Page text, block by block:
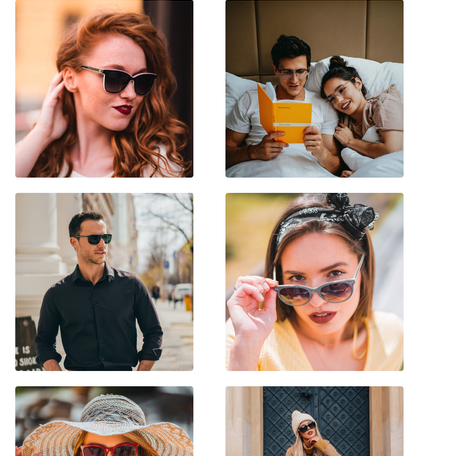
Παρέχονται με θήκη:
Ναι
Πανί καθαρισμού:
Ναι
Γυναικεία
Κατηγορία:
Γυαλιά Ηλίου Επώνυμες Μάρκες
Μάρκα:
Versace
Χρήση:
Μόδα
Κωδικός Προϊόντος / Μοντέλο:
0VE4387 GB1/87 56